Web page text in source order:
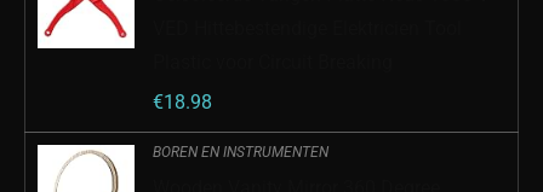
€18.98
BOREN EN INSTRUMENTEN